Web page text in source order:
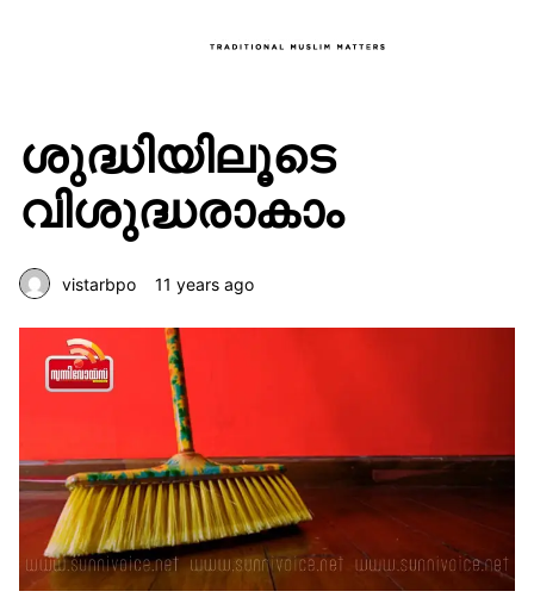
ശുദ്ധിയിലൂടെ
വിശുദ്ധരാകാം
vistarbpo 11 years ago